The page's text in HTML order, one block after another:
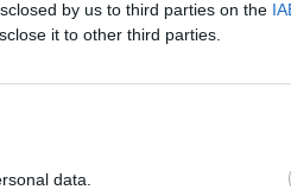
by us to third parties on the
it to other third parties.
data.
e rëndësishme se çfarë
me karbohidrate, çojnë në